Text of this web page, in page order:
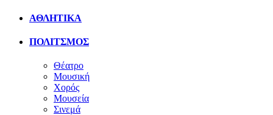
ΑΘΛΗΤΙΚΑ
ΠΟΛΙΤΣΜΟΣ
Θέατρο
Μουσική
Χορός
Μουσεία
Σινεμά